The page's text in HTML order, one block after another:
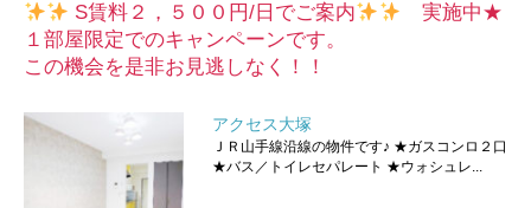
S賃料２，５００円/日でご案内
実施中★
１部屋限定でのキャンペーンです。
この機会を是非お見逃しなく！！
アクセス大塚
ＪＲ山手線沿線の物件です♪ ★ガスコンロ２口
★バス／トイレセパレート ★ウォシュレ...